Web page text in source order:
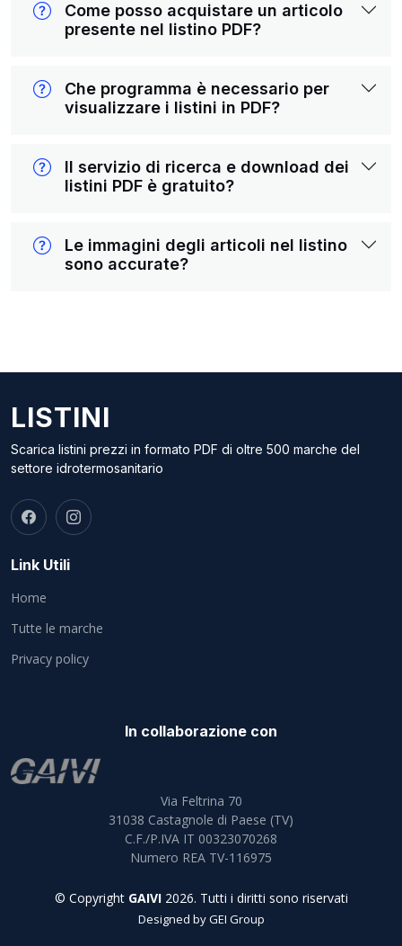
Come posso acquistare un articolo
presente nel listino PDF?
Che programma è necessario per
visualizzare i listini in PDF?
Il servizio di ricerca e download dei
listini PDF è gratuito?
Le immagini degli articoli nel listino
sono accurate?
LISTINI
Scarica listini prezzi in formato PDF di oltre 500 marche del
settore idrotermosanitario
Link Utili
Home
Tutte le marche
Privacy policy
In collaborazione con
Via Feltrina 70
31038 Castagnole di Paese (TV)
C.F./P.IVA IT 00323070268
Numero REA TV-116975
© Copyright GAIVI2026. Tutti i diritti sono riservati
Designed byGEI Group